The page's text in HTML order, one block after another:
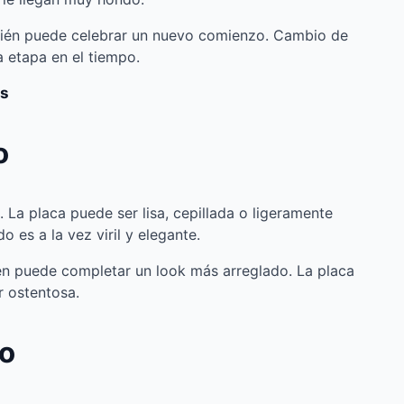
puede celebrar un nuevo comienzo. Cambio de
etapa en el tiempo.
placa puede ser lisa, cepillada o ligeramente
es a la vez viril y elegante.
puede completar un look más arreglado. La placa
ostentosa.